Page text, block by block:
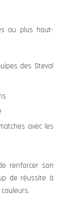
au plus haut-
des Steval
avec les
renforcer son
de réussite à